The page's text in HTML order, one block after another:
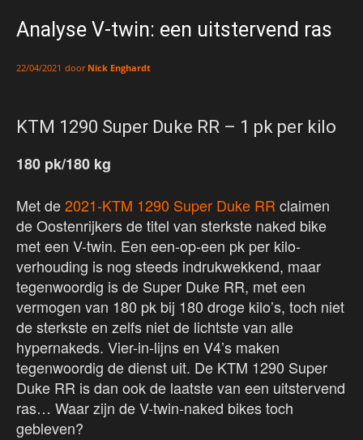
Analyse V-twin: een uitstervend ras
22/04/2021 door Nick Enghardt
KTM 1290 Super Duke RR – 1 pk per kilo
180 pk/180 kg
Met de2021-KTM 1290 Super Duke RR claimen
de Oostenrijkers de titel van sterkste naked bike
met een V-twin. Een een-op-een pk per kilo-
verhouding is nog steeds indrukwekkend, maar
tegenwoordig is de Super Duke RR, met een
vermogen van 180 pk bij 180 droge kilo’s, toch niet
de sterkste en zelfs niet de lichtste van alle
hypernakeds. Vier-in-lijns en V4’s maken
tegenwoordig de dienst uit. De KTM 1290 Super
Duke RR is dan ook de laatste van een uitstervend
ras… Waar zijn de V-twin-naked bikes toch
gebleven?